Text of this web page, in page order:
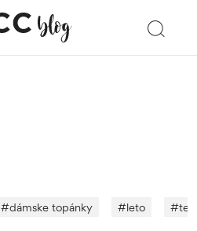
#dámske topánky #leto #